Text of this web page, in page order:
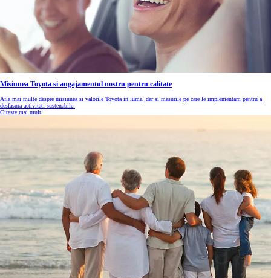
Misiunea Toyota si angajamentul nostru pentru calitate
Afla mai multe despre misiunea si valorile Toyota in lume, dar si masurile pe care le implementam pentru a
desfasura activitati sustenabile.
Citeste mai mult